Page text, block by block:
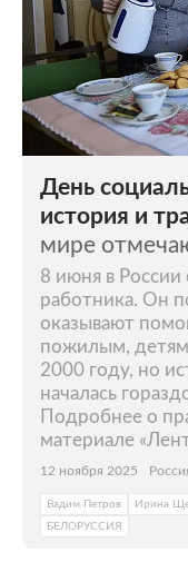
День
история и
мире
8 июня в
работника. Он
оказывают
пожилым,
2000 году, но
началась
Подробнее о
материале
12 ноября 2025
Вадим Петров Ирина
БЕЛОРУССИЯ